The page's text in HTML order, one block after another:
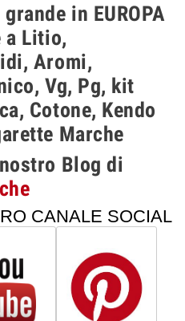
in EUROPA
a Litio,
Aromi,
Vg, Pg, kit
Cotone, Kendo
Marche
Blog di
CANALE SOCIAL